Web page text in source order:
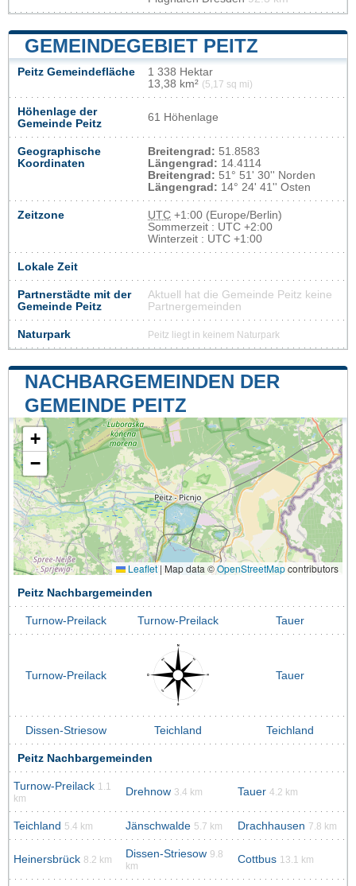
GEMEINDEGEBIET PEITZ
Peitz Gemeindefläche
1 338 Hektar
13,38 km² (5,17 sq mi)
Höhenlage der
Gemeinde Peitz
61 Höhenlage
Geographische
Koordinaten
Breitengrad: 51.8583
Längengrad: 14.4114
Breitengrad: 51° 51' 30'' Norden
Längengrad: 14° 24' 41'' Osten
Zeitzone UTC +1:00 (Europe/Berlin)
Sommerzeit : UTC +2:00
Winterzeit : UTC +1:00
Lokale Zeit
Partnerstädte mit der
Gemeinde Peitz
Aktuell hat die Gemeinde Peitz keine
Partnergemeinden
Naturpark Peitz liegt in keinem Naturpark
NACHBARGEMEINDEN DER
GEMEINDE PEITZ
+
−
Leaflet |Map data ©OpenStreetMapcontributors
Peitz Nachbargemeinden
Turnow-Preilack Turnow-Preilack Tauer
Turnow-Preilack Tauer
Dissen-Striesow Teichland Teichland
Peitz Nachbargemeinden
Turnow-Preilack 1.1
km
Drehnow 3.4 km Tauer 4.2 km
Teichland 5.4 km Jänschwalde 5.7 km Drachhausen 7.8 km
Heinersbrück 8.2 km Dissen-Striesow 9.8
km
Cottbus 13.1 km